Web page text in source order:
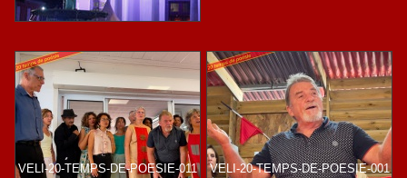
VELI-20-TEMPS-DE-POESIE-011 VELI-20-TEMPS-DE-POESIE-001